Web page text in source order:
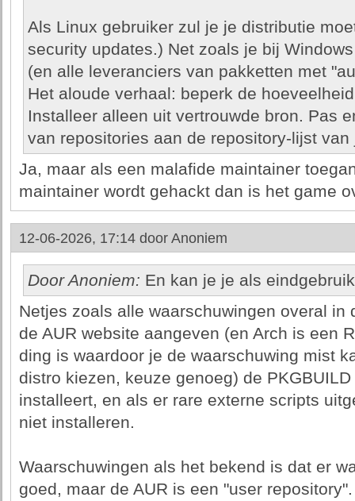
Als Linux gebruiker zul je je distributie
security updates.) Net zoals je bij
(en alle leveranciers van pakketten met
Het aloude verhaal: beperk de
Installeer alleen uit vertrouwde bron. Pas
van repositories aan de repository-lijst
Ja, maar als een malafide maintainer
maintainer wordt gehackt dan is het game
12-06-2026, 17:14 door Anoniem
Door Anoniem: En kan je je als
Netjes zoals alle waarschuwingen overal in
de AUR website aangeven (en Arch is een
ding is waardoor je de waarschuwing mist
distro kiezen, keuze genoeg) de
installeert, en als er rare externe scripts
niet installeren.
Waarschuwingen als het bekend is dat er
goed, maar de AUR is een "user